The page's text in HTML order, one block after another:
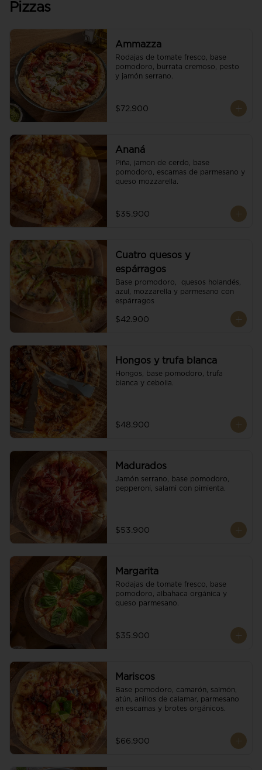
Pizzas
Ammazza
Rodajas de tomate fresco, base
pomodoro, burrata cremoso, pesto
y jamón serrano.
$72.900
Ananá
Piña, jamon de cerdo, base
pomodoro, escamas de parmesano y
queso mozzarella.
$35.900
Cuatro quesos y
espárragos
Base promodoro,  quesos holandés,
azul, mozzarella y parmesano con
espárragos
$42.900
Hongos y trufa blanca
Hongos, base pomodoro, trufa
blanca y cebolla.
$48.900
Madurados
Jamón serrano, base pomodoro,
pepperoni, salami con pimienta.
$53.900
Margarita
Rodajas de tomate fresco, base
pomodoro, albahaca orgánica y
queso parmesano.
$35.900
Mariscos
Base pomodoro, camarón, salmón,
atún, anillos de calamar, parmesano
en escamas y brotes orgánicos.
$66.900